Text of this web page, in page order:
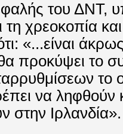
του ΔNT,
χρεοκοπία
«...είναι
προκύψει το
το
να ληφθούν
στην Iρλανδία».